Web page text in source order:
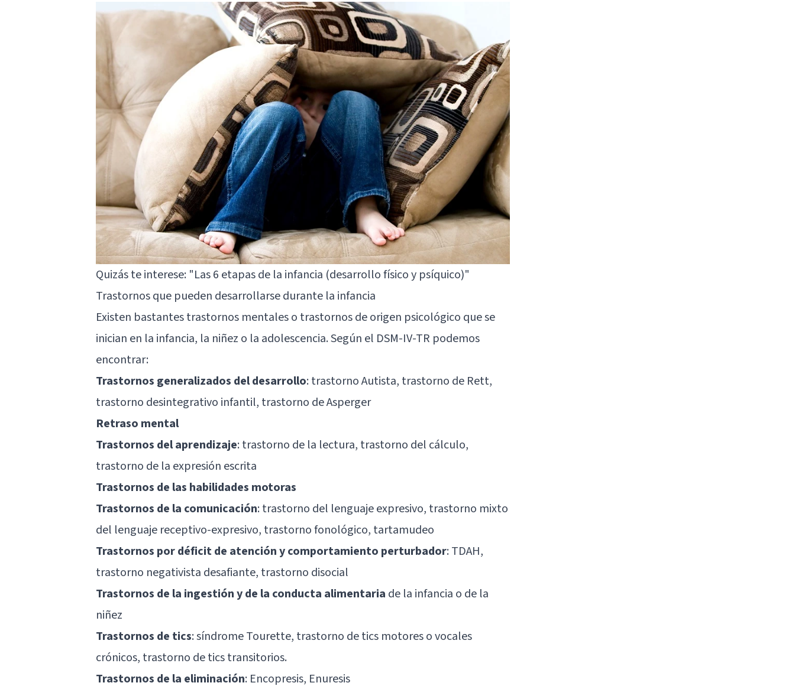
Quizás te interese: "Las 6 etapas de la infancia (desarrollo físico y psíquico)"
Trastornos que pueden desarrollarse durante la infancia
Existen bastantes trastornos mentales o trastornos de origen psicológico que se
inician en la infancia, la niñez o la adolescencia. Según el DSM-IV-TR podemos
encontrar:
Trastornos generalizados del desarrollo:trastorno Autista, trastorno de Rett,
trastorno desintegrativo infantil, trastorno de Asperger
Retraso mental
Trastornos del aprendizaje: trastorno de la lectura, trastorno del cálculo,
trastorno de la expresión escrita
Trastornos de las habilidades motoras
Trastornos de la comunicación: trastorno del lenguaje expresivo, trastorno mixto
del lenguaje receptivo-expresivo, trastorno fonológico, tartamudeo
Trastornos por déficit de atención y comportamiento perturbador:TDAH,
trastorno negativista desafiante, trastorno disocial
Trastornos de la ingestión y de la conducta alimentaria de la infancia o de la
niñez
Trastornos de tics:síndrome Tourette, trastorno de tics motores o vocales
crónicos, trastorno de tics transitorios.
Trastornos de la eliminación: Encopresis, Enuresis